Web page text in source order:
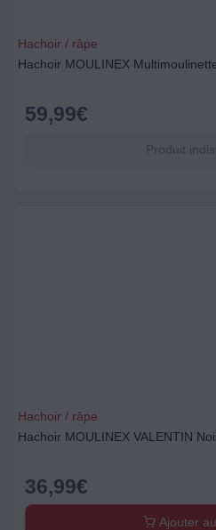
Hachoir / râpe
Hachoir MOULINEX
59,99€
Produit
Hachoir / râpe
Hachoir MOULINEX VALENTIN
36,99€
Ajouter